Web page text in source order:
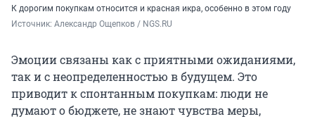
К дорогим покупкам относится и красная икра, особенно в этом году
Источник: Александр Ощепков / NGS.RU
Эмоции связаны как с приятными ожиданиями,
так и с неопределенностью в будущем. Это
приводит к спонтанным покупкам: люди не
думают о бюджете, не знают чувства меры,